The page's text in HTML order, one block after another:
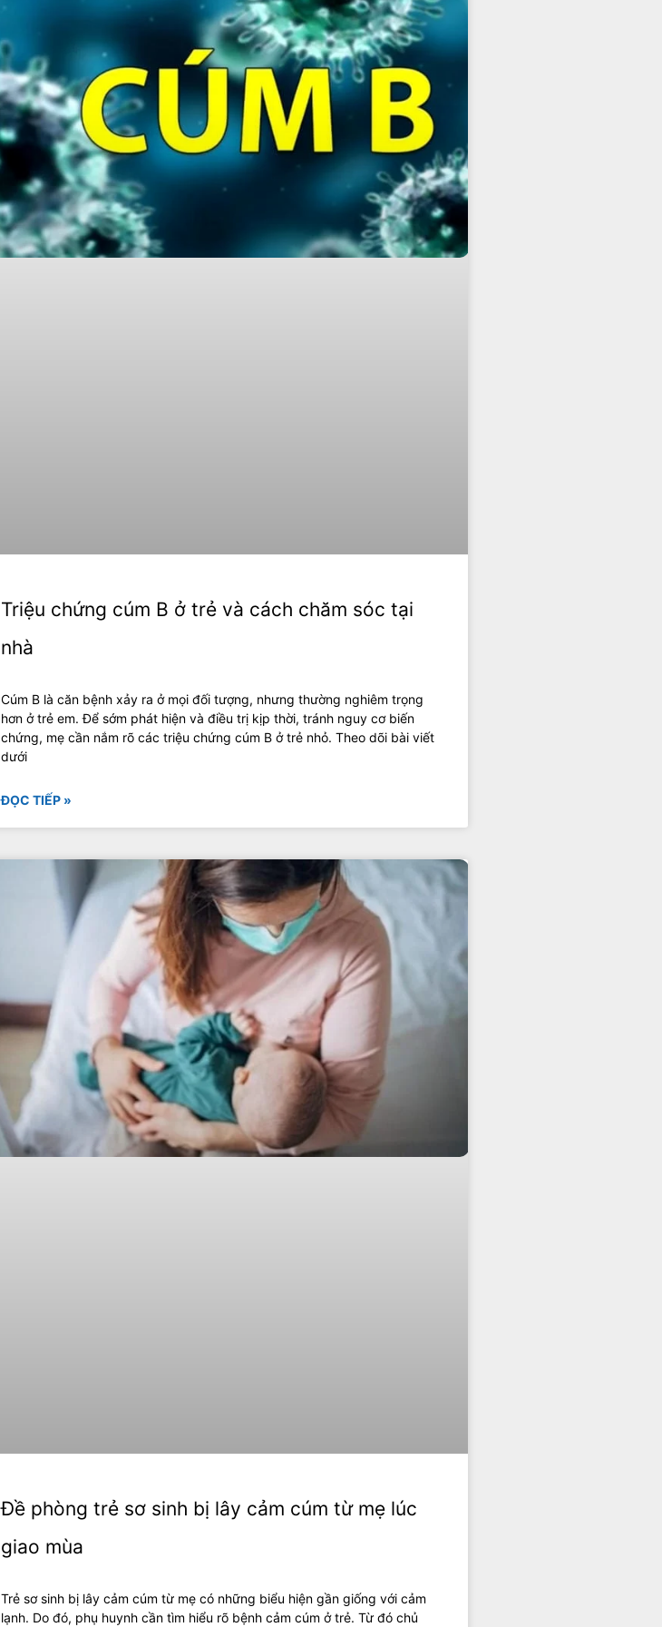
Triệu chứng cúm B ở trẻ và cách chăm sóc tại
nhà
Cúm B là căn bệnh xảy ra ở mọi đối tượng, nhưng thường nghiêm trọng
hơn ở trẻ em. Để sớm phát hiện và điều trị kịp thời, tránh nguy cơ biến
chứng, mẹ cần nắm rõ các triệu chứng cúm B ở trẻ nhỏ. Theo dõi bài viết
dưới
ĐỌC TIẾP »
Đề phòng trẻ sơ sinh bị lây cảm cúm từ mẹ lúc
giao mùa
Trẻ sơ sinh bị lây cảm cúm từ mẹ có những biểu hiện gần giống với cảm
lạnh. Do đó, phụ huynh cần tìm hiểu rõ bệnh cảm cúm ở trẻ. Từ đó chủ